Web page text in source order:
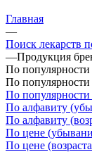
Главная
—
Поиск лекарств
—Продукция
По
По
По популярности
По алфавиту
По алфавиту
По цене
По цене